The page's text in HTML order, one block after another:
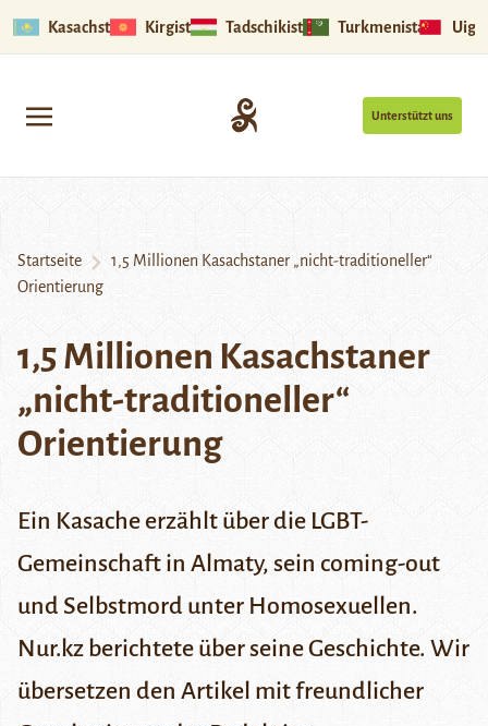
Kasachstan Kirgistan Tadschikistan Turkmenistan
Unterstützt uns
Startseite
1,5 Millionen Kasachstaner „nicht-traditioneller“
Orientierung
1,5 Millionen Kasachstaner
„nicht-traditioneller“
Orientierung
Ein Kasache erzählt über die LGBT-
Gemeinschaft in Almaty, sein coming-out
und Selbstmord unter Homosexuellen.
Nur.kz berichtete über seine Geschichte. Wir
übersetzen den Artikel mit freundlicher